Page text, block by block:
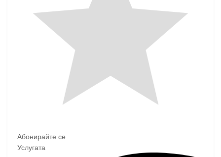
Абонирайте се
Услугата